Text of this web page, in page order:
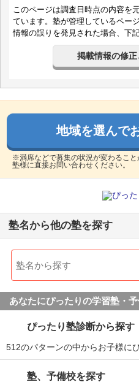
このページは調査日時点の内容を
ています。塾が管理しているペー
情報の誤りを発見された場合、下
掲載情報の修
地域を選んで
※満席などで募集の状況が変わるこ
塾様に直接お問い合わせください。
塾名から他の塾を探す
あなたにぴったりの学習塾・
ぴったり塾診断から探す
512のパターンの中からお子様に
塾、予備校を探す